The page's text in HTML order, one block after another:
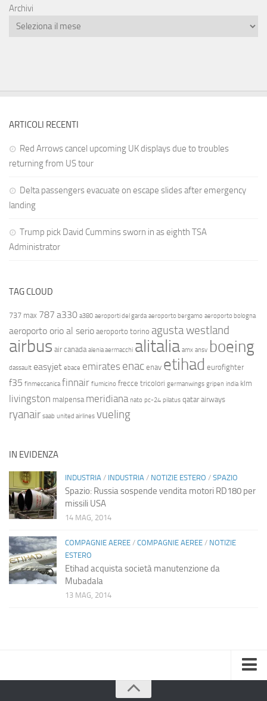
Archivi
ARTICOLI RECENTI
Red Arrows cancel upcoming UK displays due to troubles
returning from US tour
Delta passengers evacuate on escape slides after emergency
landing
Trump pick David Cummins sworn in as eighth TSA
Administrator
TAG CLOUD
737 max 787 a330 a380 aeroporti del garda aeroporto bergamo aeroporto bologna
aeroporto orio al serio aeroporto torino agusta westland
airbus air canada alenia aermacchi alitalia amx ansv boeing
dassault easyjet ebace emirates enac enav etihad eurofighter
f35 finmeccanica finnair fiumicino frecce tricolori germanwings gripen india klm
livingston malpensa meridiana nato pc-24 pilatus qatar airways
ryanair saab united airlines vueling
IN EVIDENZA
INDUSTRIA / INDUSTRIA / NOTIZIE ESTERO / SPAZIO
Spazio: Russia sospende vendita motori RD180 per
missili USA
14 MAG, 2014
COMPAGNIE AEREE / COMPAGNIE AEREE / NOTIZIE
ESTERO
Etihad acquista società manutenzione da
Mubadala
13 MAG, 2014